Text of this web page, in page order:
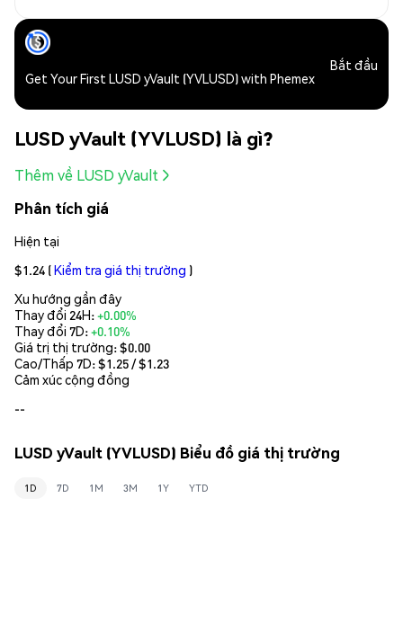
Get Your First LUSD yVault (YVLUSD) with Phemex
Bắt đầu
LUSD yVault (YVLUSD) là gì?
Thêm về LUSD yVault
Phân tích giá
Hiện tại
$1.24 (Kiểm tra giá thị trường )
Xu hướng gần đây
Thay đổi 24H:+0.00%
Thay đổi 7D:+0.10%
Giá trị thị trường:$0.00
Cao/Thấp 7D: $1.25/ $1.23
Cảm xúc cộng đồng
--
LUSD yVault (YVLUSD) Biểu đồ giá thị trường
1D 7D 1M 3M 1Y YTD